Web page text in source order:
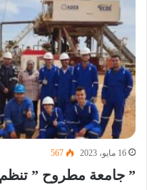
16 مايو، 2023 567
” جامعة مطروح ”